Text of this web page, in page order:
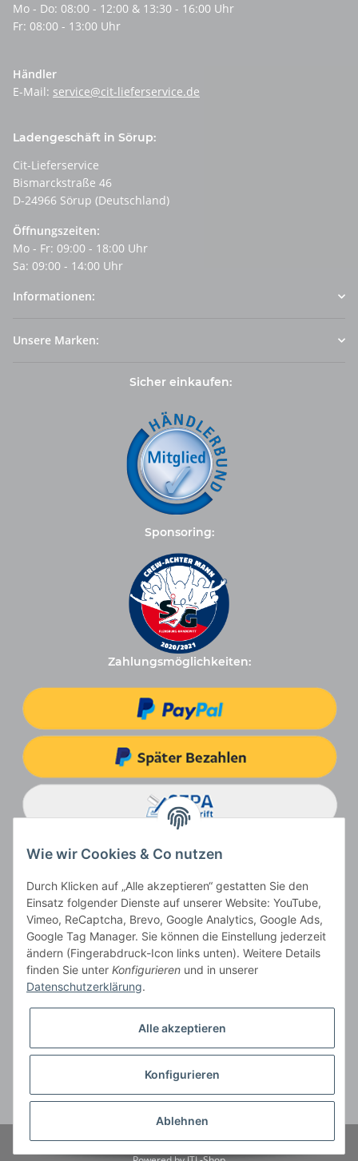
Mo - Do: 08:00 - 12:00 & 13:30 - 16:00 Uhr
Fr: 08:00 - 13:00 Uhr
Händler
E-Mail: service@cit-lieferservice.de
Ladengeschäft in Sörup:
Cit-Lieferservice
Bismarckstraße 46
D-24966 Sörup (Deutschland)
Öffnungszeiten:
Mo - Fr: 09:00 - 18:00 Uhr
Sa: 09:00 - 14:00 Uhr
Informationen:
Unsere Marken:
Sicher einkaufen:
Sponsoring:
Zahlungsmöglichkeiten:
Vertrag widerrufen
Der Gesamtpreis ist abhängig vom Mehrwertsteuersatz des Lieferlandes.
** gilt für Lieferungen innerhalb Deutschlands, Lieferbedingungen für andere
Länder entnehmen Sie bitte der SchaltflächeVersandinformationen
© Cit tiernahrung
Wie wir Cookies & Co nutzen
Durch Klicken auf „Alle akzeptieren“ gestatten Sie den
Einsatz folgender Dienste auf unserer Website: YouTube,
Vimeo, ReCaptcha, Brevo, Google Analytics, Google Ads,
Google Tag Manager. Sie können die Einstellung jederzeit
ändern (Fingerabdruck-Icon links unten). Weitere Details
finden Sie unter Konfigurieren und in unserer
Datenschutzerklärung.
Alle akzeptieren
Konfigurieren
Ablehnen